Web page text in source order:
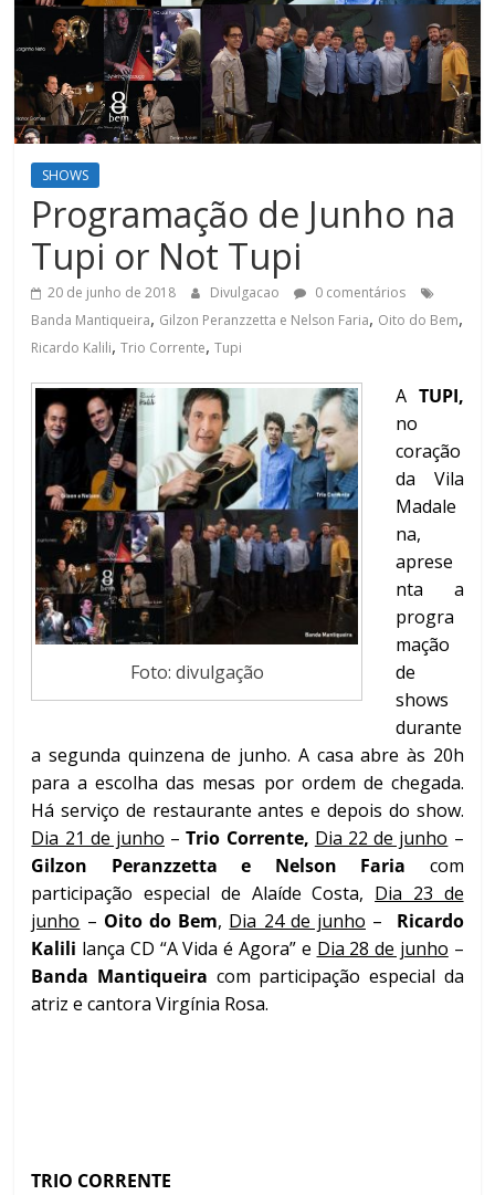
SHOWS
Programação de Junho na
Tupi or Not Tupi
20 de junho de 2018 Divulgacao
0 comentários
Banda Mantiqueira, Gilzon Peranzzetta e Nelson Faria, Oito do Bem,
Ricardo Kalili,Trio Corrente,Tupi
Foto: divulgação
A TUPI,
no
coração
da Vila
Madale
na,
aprese
nta a
progra
mação
de
shows
durante
a segunda quinzena de junho. A casa abre às 20h
para a escolha das mesas por ordem de chegada.
Há serviço de restaurante antes e depois do show.
Dia 21 de junho –Trio Corrente, Dia 22 de junho –
Gilzon Peranzzetta e Nelson Faria com
participação especial de Alaíde Costa, Dia 23 de
junho – Oito do Bem, Dia 24 de junho – Ricardo
Kalili lança CD “A Vida é Agora” e Dia 28 de junho –
Banda Mantiqueira com participação especial da
atriz e cantora Virgínia Rosa.
TRIO CORRENTE